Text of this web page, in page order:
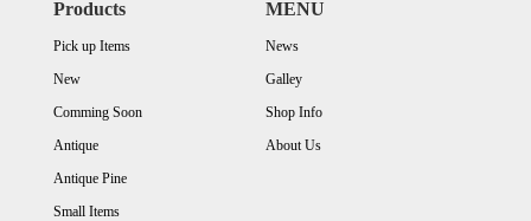
Products
Pick up Items
New
Comming Soon
Antique
Antique Pine
Small Items
MENU
News
Galley
Shop Info
About Us